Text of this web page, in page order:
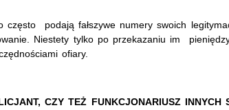
podają fałszywe numery swoich
Niestety tylko po przekazaniu im
ofiary.
CZY TEŻ FUNKCJONARIUSZ INNYCH